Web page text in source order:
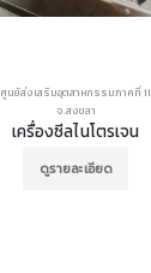
ศูนย์ส่งเสริมอุตสาหกรรมภาคที่ 11
จ.สงขลา
เครื่องซีลไนโตรเจน
ดูรายละเอียด